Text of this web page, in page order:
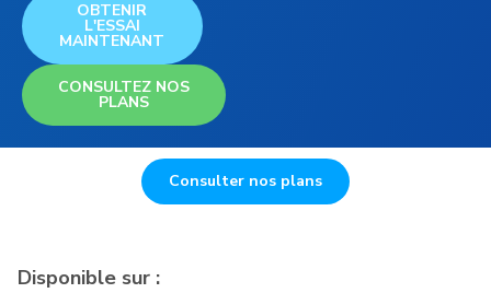
OBTENIR
L'ESSAI
MAINTENANT
CONSULTEZ NOS
PLANS
Consulter nos plans
Disponible sur :